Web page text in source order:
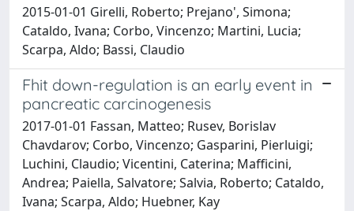
2015-01-01 Girelli, Roberto; Prejano', Simona;
Cataldo, Ivana; Corbo, Vincenzo; Martini, Lucia;
Scarpa, Aldo; Bassi, Claudio
Fhit down-regulation is an early event in
pancreatic carcinogenesis
2017-01-01 Fassan, Matteo; Rusev, Borislav
Chavdarov; Corbo, Vincenzo; Gasparini, Pierluigi;
Luchini, Claudio; Vicentini, Caterina; Mafficini,
Andrea; Paiella, Salvatore; Salvia, Roberto; Cataldo,
Ivana; Scarpa, Aldo; Huebner, Kay